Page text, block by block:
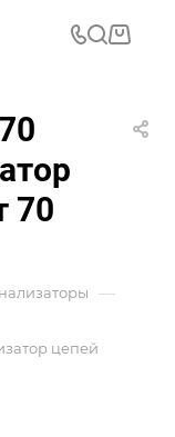
70
—
цепей